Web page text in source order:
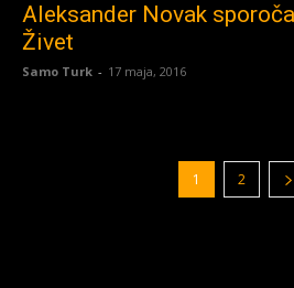
Aleksander Novak
Živet
Samo Turk - 17 maja, 2016
1 2